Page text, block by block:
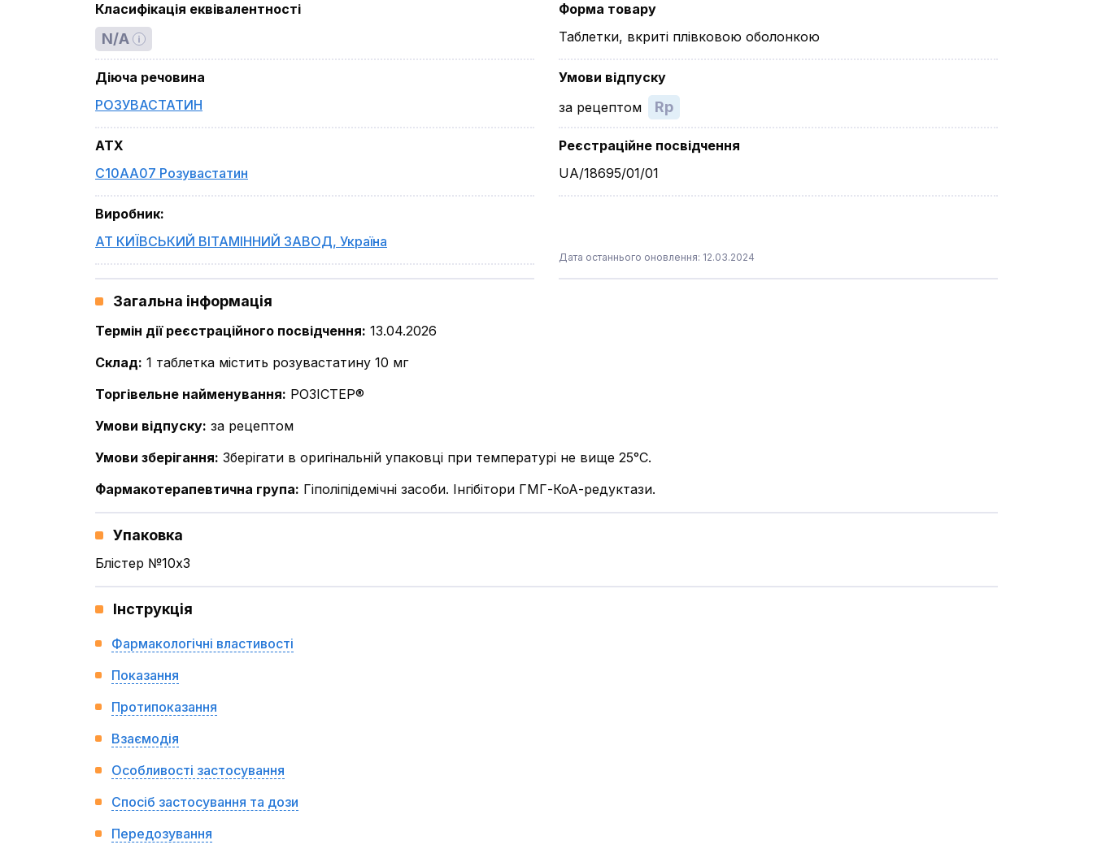
Класифікація еквівалентності
N/A
Діюча речовина
РОЗУВАСТАТИН
ATX
C10AA07 Розувастатин
Виробник:
АТ КИЇВСЬКИЙ ВІТАМІННИЙ ЗАВОД, Україна
Форма товару
Таблетки, вкриті плівковою оболонкою
Умови відпуску
за рецептом
Rp
Реєстраційне посвідчення
UA/18695/01/01
Дата останнього оновлення: 12.03.2024
Загальна інформація
Термін дії реєстраційного посвідчення: 13.04.2026
Склад: 1 таблетка містить розувастатину 10 мг
Торгівельне найменування: РОЗІСТЕР®
Умови відпуску: за рецептом
Умови зберігання: Зберігати в оригінальній упаковці при температурі не вище 25°С.
Фармакотерапевтична група: Гіполіпідемічні засоби. Інгібітори ГМГ-КоА-редуктази.
Упаковка
Блістер №10x3
Інструкція
Фармакологічні властивості
Показання
Протипоказання
Взаємодія
Особливості застосування
Спосіб застосування та дози
Передозування